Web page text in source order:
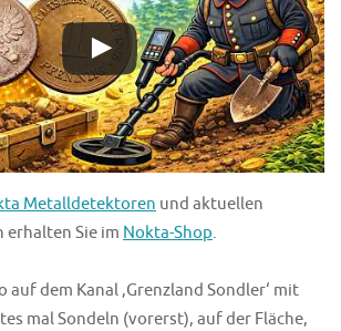
Metalldetektoren und aktuellen
Sie im Nokta-Shop.
auf dem Kanal ‚Grenzland Sondler‘ mit
mal Sondeln (vorerst), auf der Fläche,